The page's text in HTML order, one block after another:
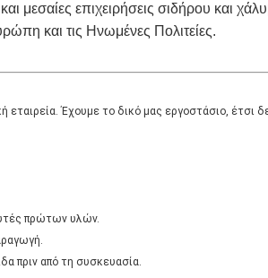
μεσαίες επιχειρήσεις σιδήρου και
και τις Ηνωμένες Πολιτείες.
εταιρεία. Έχουμε το δικό μας εργοστάσιο, έτσι
πρώτων υλών.
πριν από τη συσκευασία.